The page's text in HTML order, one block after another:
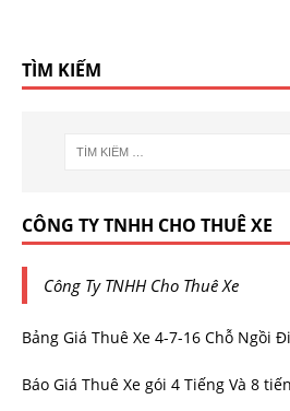
TÌM KIẾM
CÔNG TY TNHH CHO THUÊ XE
Công Ty TNHH Cho Thuê Xe
Bảng Giá Thuê Xe 4-7-16 Chỗ Ngồi
Báo Giá Thuê Xe gói 4 Tiếng Và 8